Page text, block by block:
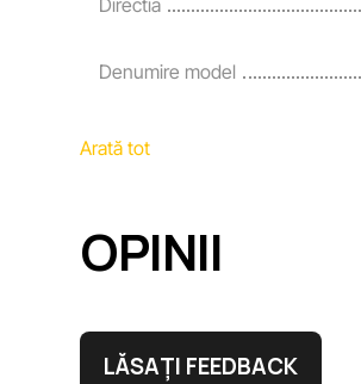
Denumire model
Arată tot
OPINII
LĂSAȚI FEEDBACK